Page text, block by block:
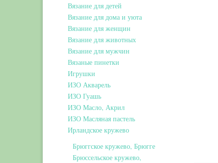
Вязание для детей
Вязание для дома и уюта
Вязание для женщин
Вязание для животных
Вязание для мужчин
Вязаные пинетки
Игрушки
ИЗО Акварель
ИЗО Гуашь
ИЗО Масло, Акрил
ИЗО Масляная пастель
Ирландское кружево
Брюггское кружево, Брюгге
Брюссельское кружево,